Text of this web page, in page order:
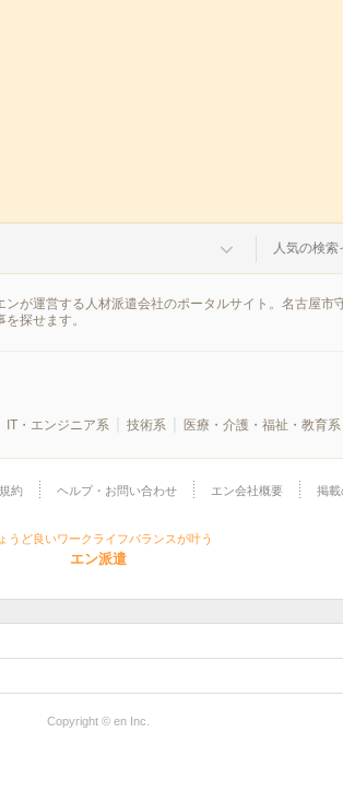
人気の検索
が運営する人材派遣会社のポータルサイト。名古屋市
探せます。
IT・エンジニア系 技術系 医療・介護・福祉・教育系
約 ヘルプ・お問い合わせ エン会社概要 掲載
うど良いワークライフバランスが叶う
エン派遣
Copyright © en Inc.